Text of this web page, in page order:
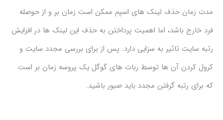
مدت زمان حذف لینک های اسپم ممکن است زمان بر و از حوصله
فرد خارج باشد، اما اهمیت پرداختن به حذف این لینک ها در افزایش
رتبه سایت تاثیر به سزایی دارد. پس از برای بررسی مجدد سایت و
کرول کردن آن ها توسط ربات های گوگل یک پروسه زمان بر است
که برای رتبه گرفتن مجدد باید صبور باشید.